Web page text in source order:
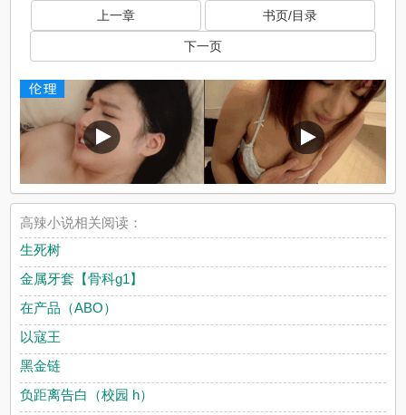
上一章 书页/目录
下一页
高辣小说相关阅读：
生死树
金属牙套【骨科g1】
在产品（ABO）
以寇王
黑金链
负距离告白（校园 h）